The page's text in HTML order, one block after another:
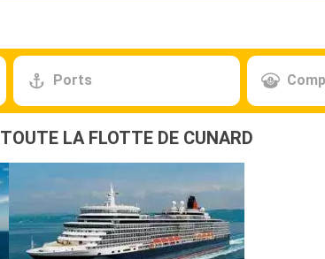
Ports
TOUTE LA FLOTTE DE CUNARD